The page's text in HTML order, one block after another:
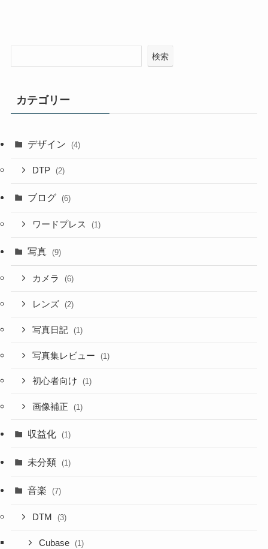
検索
カテゴリー
デザイン (4)
DTP (2)
ブログ (6)
ワードプレス (1)
写真 (9)
カメラ (6)
レンズ (2)
写真日記 (1)
写真集レビュー (1)
初心者向け (1)
画像補正 (1)
収益化 (1)
未分類 (1)
音楽 (7)
DTM (3)
Cubase (1)